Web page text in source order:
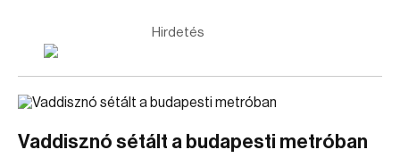
Hirdetés
Vaddisznó sétált a budapesti metróban